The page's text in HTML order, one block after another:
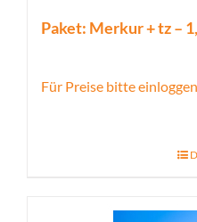
Paket: Merkur + tz –
Für Preise bitte